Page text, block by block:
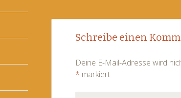
Post
Schreibe einen
Deine E-Mail-Adresse wird
* markiert